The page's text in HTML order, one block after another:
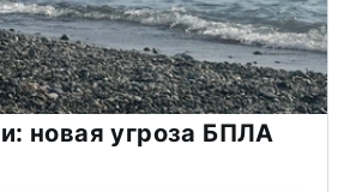
новая угроза БПЛА